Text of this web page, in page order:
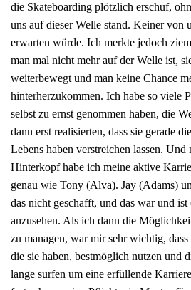
die Skateboarding plötzlich erschuf,
uns auf dieser Welle stand. Keiner von
erwarten würde. Ich merkte jedoch
man mal nicht mehr auf der Welle ist,
weiterbewegt und man keine Chance
hinterherzukommen. Ich habe so viele
selbst zu ernst genommen haben, die
dann erst realisierten, dass sie gerade
Lebens haben verstreichen lassen.
Hinterkopf habe ich meine aktive
genau wie Tony (Alva). Jay (Adams)
das nicht geschafft, und das war und
anzusehen. Als ich dann die
zu managen, war mir sehr wichtig, dass
die sie haben, bestmöglich nutzen und
lange surfen um eine erfüllende